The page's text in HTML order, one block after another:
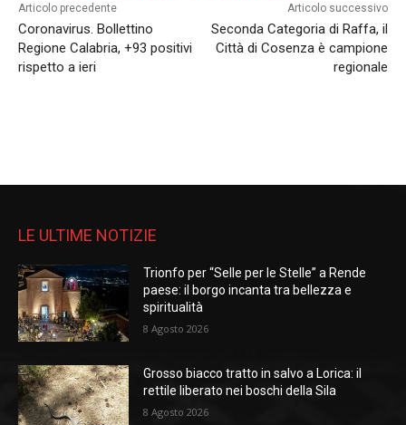
Articolo precedente
Coronavirus. Bollettino
Regione Calabria, +93 positivi
rispetto a ieri
Articolo successivo
Seconda Categoria di Raffa, il
Città di Cosenza è campione
regionale
LE ULTIME NOTIZIE
Trionfo per “Selle per le Stelle” a Rende
paese: il borgo incanta tra bellezza e
spiritualità
8 Agosto 2026
Grosso biacco tratto in salvo a Lorica: il
rettile liberato nei boschi della Sila
8 Agosto 2026